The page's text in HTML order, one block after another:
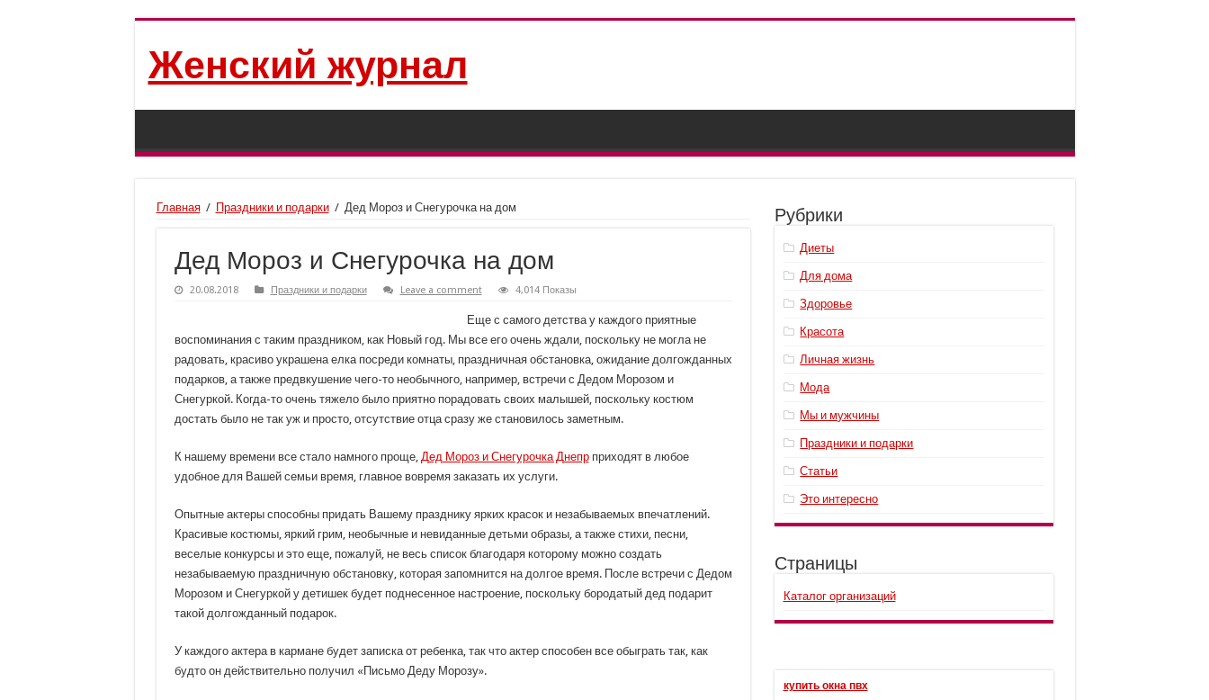
Женский журнал
Главная / Праздники и подарки / Дед Мороз и Снегурочка на дом
Дед Мороз и Снегурочка на дом
20.08.2018 Праздники и подарки Leave a comment 4,014 Показы
Еще с самого детства у каждого приятные
воспоминания с таким праздником, как Новый год. Мы все его очень ждали, поскольку не могла не
радовать, красиво украшена елка посреди комнаты, праздничная обстановка, ожидание долгожданных
подарков, а также предвкушение чего-то необычного, например, встречи с Дедом Морозом и
Снегуркой. Когда-то очень тяжело было приятно порадовать своих малышей, поскольку костюм
достать было не так уж и просто, отсутствие отца сразу же становилось заметным.
К нашему времени все стало намного проще, Дед Мороз и Снегурочка Днепрприходят в любое
удобное для Вашей семьи время, главное вовремя заказать их услуги.
Опытные актеры способны придать Вашему празднику ярких красок и незабываемых впечатлений.
Красивые костюмы, яркий грим, необычные и невиданные детьми образы, а также стихи, песни,
веселые конкурсы и это еще, пожалуй, не весь список благодаря которому можно создать
незабываемую праздничную обстановку, которая запомнится на долгое время. После встречи с Дедом
Морозом и Снегуркой у детишек будет поднесенное настроение, поскольку бородатый дед подарит
такой долгожданный подарок.
У каждого актера в кармане будет записка от ребенка, так что актер способен все обыграть так, как
будто он действительно получил «Письмо Деду Морозу».
Рубрики
Диеты
Для дома
Здоровье
Красота
Личная жизнь
Мода
Мы и мужчины
Праздники и подарки
Статьи
Это интересно
Страницы
Каталог организаций
купить окна пвх